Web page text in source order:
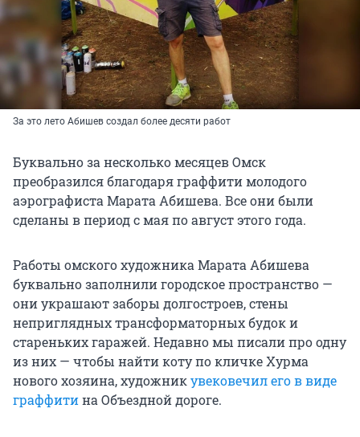
За это лето Абишев создал более десяти работ
Буквально за несколько месяцев Омск
преобразился благодаря граффити молодого
аэрографиста Марата Абишева. Все они были
сделаны в период с мая по август этого года.
Работы омского художника Марата Абишева
буквально заполнили городское пространство —
они украшают заборы долгостроев, стены
неприглядных трансформаторных будок и
стареньких гаражей. Недавно мы писали про одну
из них — чтобы найти коту по кличке Хурма
нового хозяина, художникувековечил его в виде
граффитина Объездной дороге.